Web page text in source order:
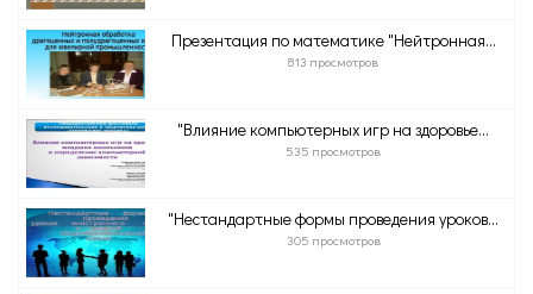
Презентация по математике "Нейтронная...
813 просмотров
"Влияние компьютерных игр на здоровье...
535 просмотров
"Нестандартные формы проведения уроков...
305 просмотров